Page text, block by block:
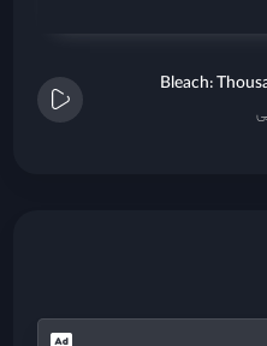
Bleach: